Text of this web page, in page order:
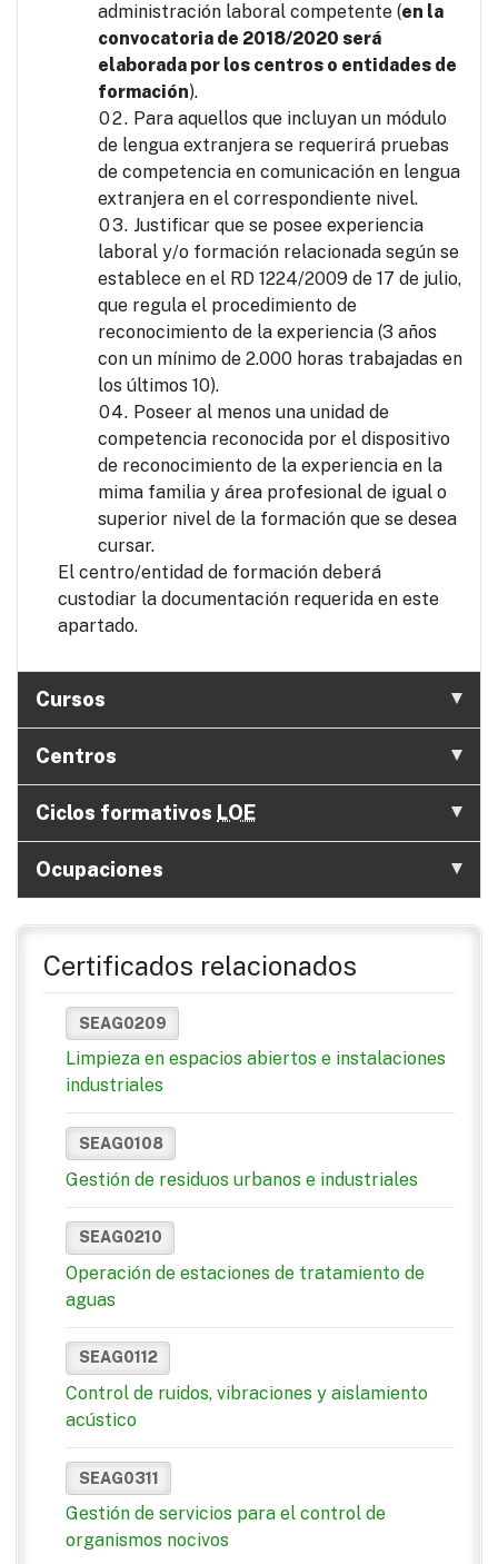
administración laboral competente (en la
convocatoria de 2018/2020 será
elaborada por los centros o entidades de
formación).
Para aquellos que incluyan un módulo
de lengua extranjera se requerirá pruebas
de competencia en comunicación en lengua
extranjera en el correspondiente nivel.
Justificar que se posee experiencia
laboral y/o formación relacionada según se
establece en el RD 1224/2009 de 17 de julio,
que regula el procedimiento de
reconocimiento de la experiencia (3 años
con un mínimo de 2.000 horas trabajadas en
los últimos 10).
Poseer al menos una unidad de
competencia reconocida por el dispositivo
de reconocimiento de la experiencia en la
mima familia y área profesional de igual o
superior nivel de la formación que se desea
cursar.
El centro/entidad de formación deberá
custodiar la documentación requerida en este
apartado.
Cursos
Centros
Ciclos formativos LOE
Ocupaciones
Certificados relacionados
SEAG0209
Limpieza en espacios abiertos e instalaciones
industriales
SEAG0108
Gestión de residuos urbanos e industriales
SEAG0210
Operación de estaciones de tratamiento de
aguas
SEAG0112
Control de ruidos, vibraciones y aislamiento
acústico
SEAG0311
Gestión de servicios para el control de
organismos nocivos